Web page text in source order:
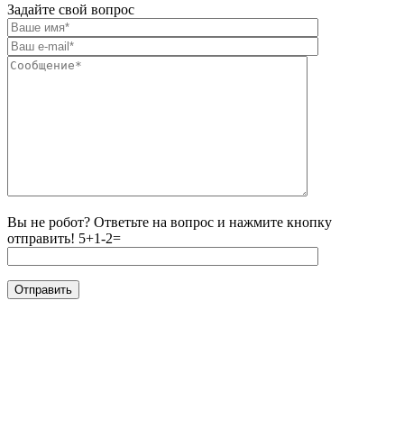
Задайте свой вопрос
Вы не робот? Ответьте на вопрос и нажмите кнопку
отправить! 5+1-2=